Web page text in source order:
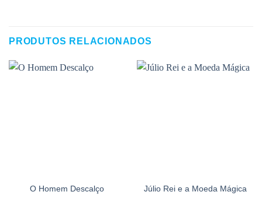
PRODUTOS RELACIONADOS
O Homem Descalço Júlio Rei e a Moeda Mágica